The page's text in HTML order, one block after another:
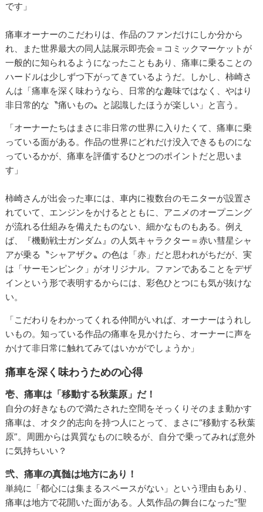
です」
痛車オーナーのこだわりは、作品のファンだけにしか分から
れ、また世界最大の同人誌展示即売会＝コミックマーケットが
一般的に知られるようになったこともあり、痛車に乗ることの
ハードルは少しずつ下がってきているようだ。しかし、柿崎さ
んは「痛車を深く味わうなら、日常的な趣味ではなく、やはり
非日常的な〝痛いもの〟と認識したほうが楽しい」と言う。
「オーナーたちはまさに非日常の世界に入りたくて、痛車に乗
っている面がある。作品の世界にどれだけ没入できるものにな
っているかが、痛車を評価するひとつのポイントだと思いま
す」
柿崎さんが出会った車には、車内に複数台のモニターが設置さ
れていて、エンジンをかけるとともに、アニメのオープニング
が流れる仕組みを備えたものない、細かなものもある。例え
ば、『機動戦士ガンダム』の人気キャラクター＝赤い彗星シャ
アが乗る〝シャアザク〟の色は「赤」だと思われがちだが、実
は「サーモンピンク」がオリジナル。ファンであることをデザ
インという形で表明するからには、彩色ひとつにも気が抜けな
い。
「こだわりをわかってくれる仲間がいれば、オーナーはうれし
いもの。知っている作品の痛車を見かけたら、オーナーに声を
かけて非日常に触れてみてはいかがでしょうか」
痛車を深く味わうための心得
壱、痛車は「移動する秋葉原」だ！
自分の好きなもので満たされた空間をそっくりそのまま動かす
痛車は、オタク的志向を持つ人にとって、まさに“移動する秋葉
原”。周囲からは異質なものに映るが、自分で乗ってみれば意外
に気持ちいい？
弐、痛車の真髄は地方にあり！
単純に「都心には集まるスペースがない」という理由もあり、
痛車は地方で花開いた面がある。人気作品の舞台になった“聖